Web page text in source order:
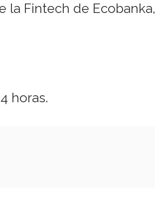
la Fintech de Ecobanka,
horas.